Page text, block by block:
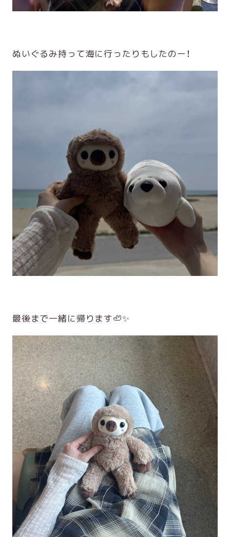
ぬいぐるみ持って海に行ったりもしたのー！
最後まで一緒に帰ります🦥✨️